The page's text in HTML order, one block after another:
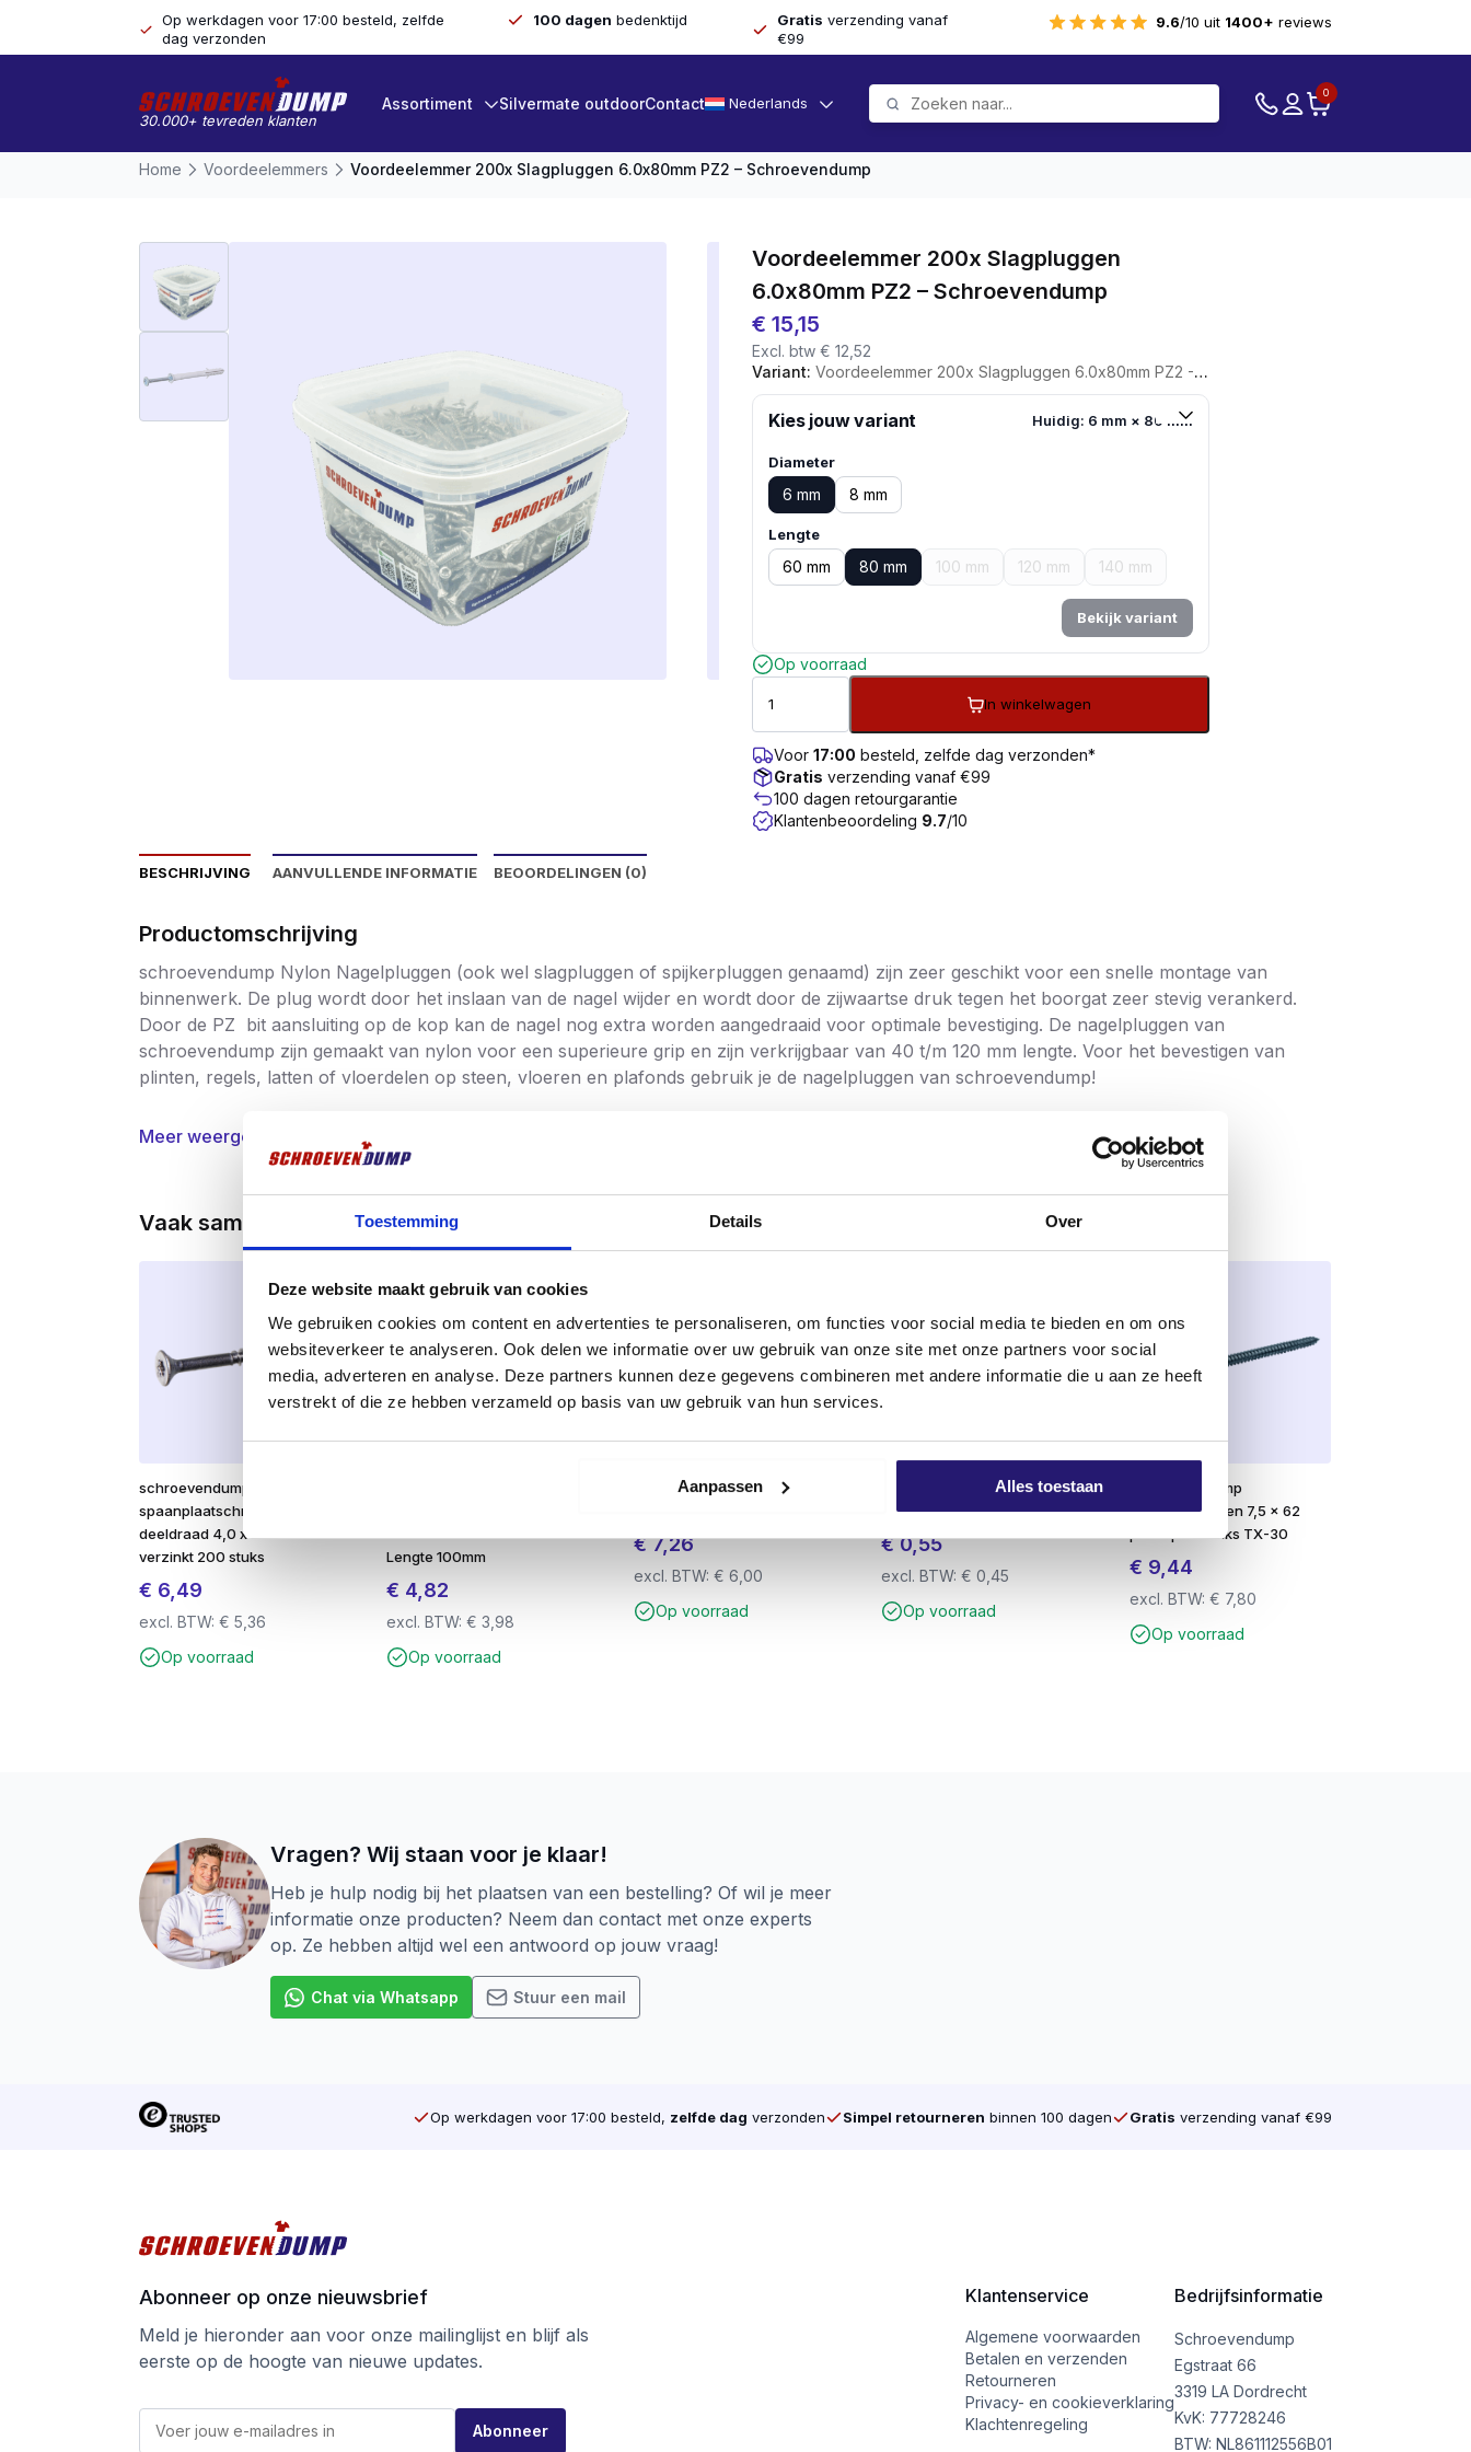
Toestemming Details Over
Deze website maakt gebruik van cookies
We gebruiken cookies om content en advertenties te personaliseren, om functies voor social media te bieden en om ons
websiteverkeer te analyseren. Ook delen we informatie over uw gebruik van onze site met onze partners voor social
media, adverteren en analyse. Deze partners kunnen deze gegevens combineren met andere informatie die u aan ze heeft
verstrekt of die ze hebben verzameld op basis van uw gebruik van hun services.
Aanpassen Alles toestaan
Op werkdagen voor 17:00 besteld, zelfde
dag verzonden
100 dagen bedenktijd Gratis verzending vanaf
€99
9.6/10 uit 1400+ reviews
30.000+ tevreden klanten
Assortiment Silvermate outdoorContact Nederlands
0
Home Voordeelemmers Voordeelemmer 200x Slagpluggen 6.0x80mm PZ2 – Schroevendump
Voordeelemmer 200x Slagpluggen
6.0x80mm PZ2 – Schroevendump
€ 15,15
Excl. btw € 12,52
Variant: Voordeelemmer 200x Slagpluggen 6.0x80mm PZ2 - Schroevendump
Kies jouw variant Huidig: 6 mm × 80 mm
Diameter
6 mm 8 mm
Lengte
60 mm 80 mm 100 mm 120 mm 140 mm
Bekijk variant
Op voorraad
In winkelwagen
Voor 17:00 besteld, zelfde dag verzonden*
Gratis verzending vanaf €99
100 dagen retourgarantie
Klantenbeoordeling 9.7/10
BESCHRIJVING AANVULLENDE INFORMATIE BEOORDELINGEN (0)
Productomschrijving
schroevendump Nylon Nagelpluggen (ook wel slagpluggen of spijkerpluggen genaamd) zijn zeer geschikt voor een snelle montage van
binnenwerk. De plug wordt door het inslaan van de nagel wijder en wordt door de zijwaartse druk tegen het boorgat zeer stevig verankerd.
Door de PZ bit aansluiting op de kop kan de nagel nog extra worden aangedraaid voor optimale bevestiging. De nagelpluggen van
schroevendump zijn gemaakt van nylon voor een superieure grip en zijn verkrijgbaar van 40 t/m 120 mm lengte. Voor het bevestigen van
plinten, regels, latten of vloerdelen op steen, vloeren en plafonds gebruik je de nagelpluggen van schroevendump!
Meer weergeven
Vaak samen gekocht
schroevendump
spaanplaatschroeven
deeldraad 4,0 x 70 TX-20
verzinkt 200 stuks
€ 6,49
excl. BTW: € 5,36
Op voorraad
Meest verkocht
Lengte 100mm
€ 4,82
excl. BTW:€ 3,98
Op voorraad
Uitvulplaatjes 5mm rood 144
€7,26
excl. BTW:€ 6,00
Op voorraad
Schroevendump PZ-2 25mm
staal
€0,55
excl. BTW:€ 0,45
Op voorraad
Schroevendump
kozijnschroeven 7,5 x 62
platkop 75 stuks TX-30
€ 9,44
excl. BTW: € 7,80
Op voorraad
Vragen? Wij staan voor je klaar!
Heb je hulp nodig bij het plaatsen van een bestelling? Of wil je meer
informatie onze producten? Neem dan contact met onze experts
op. Ze hebben altijd wel een antwoord op jouw vraag!
Chat via Whatsapp Stuur een mail
Op werkdagen voor 17:00 besteld, zelfde dag verzonden Simpel retourneren binnen 100 dagen Gratis verzending vanaf €99
Abonneer op onze nieuwsbrief
Meld je hieronder aan voor onze mailinglijst en blijf als
eerste op de hoogte van nieuwe updates.
E
Abonneer
Klantenservice
Algemene voorwaarden
Betalen en verzenden
Retourneren
Privacy- en cookieverklaring
Klachtenregeling
Bedrijfsinformatie
Schroevendump
Egstraat 66
3319 LA Dordrecht
KvK: 77728246
BTW: NL861112556B01